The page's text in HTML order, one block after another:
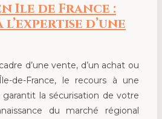
Ile de France :
d’une
d’une vente, d’un achat ou
de-France, le recours à une
la sécurisation de votre
du marché régional